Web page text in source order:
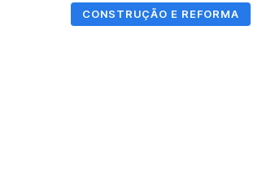
CONSTRUÇÃO E REFORMA